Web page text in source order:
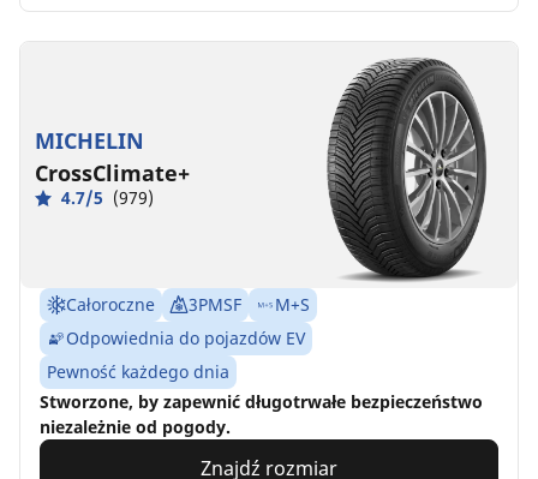
MICHELIN
CrossClimate+
4.7/5 (979)
Całoroczne 3PMSF
M+S
Odpowiednia do pojazdów EV
Pewność każdego dnia
Stworzone, by zapewnić długotrwałe bezpieczeństwo
niezależnie od pogody.
Znajdź rozmiar